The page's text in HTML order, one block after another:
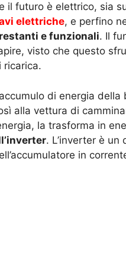
il futuro è elettrico, sia
elettriche, e perfino
e funzionali. Il
visto che questo
ricarica.
di energia
alla vettura di
la trasforma in
. L’inverter è
in